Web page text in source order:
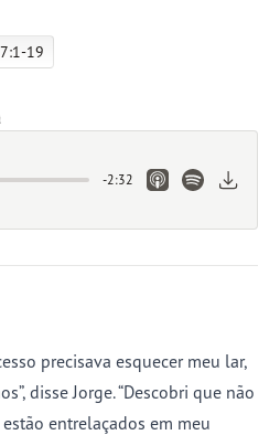
19
-2:32 Apple Podcasts
Spotify Link
precisava esquecer meu lar,
disse Jorge. “Descobri que não
entrelaçados em meu